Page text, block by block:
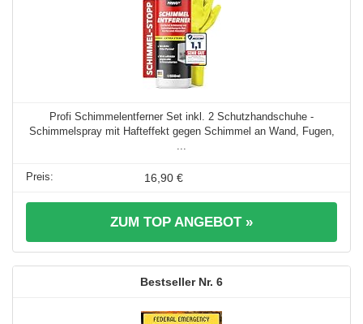
Profi Schimmelentferner Set inkl. 2 Schutzhandschuhe -
Schimmelspray mit Hafteffekt gegen Schimmel an Wand, Fugen,
16,90 €
ZUM TOP ANGEBOT »
6